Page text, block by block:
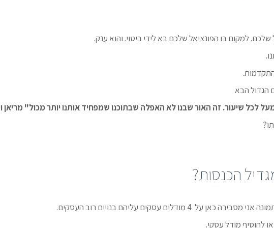
למקום בו הפונציאל שלכם בא לידי ביטוי. והוא ענק.
הגדול הבא
לכל שיעור. זה האור שבנו לא האפלה שבתוכנו שמפחיד אותנו יותר מכול" מריאן
עסקים עליהם בנויים רוב העסקים.
להוסיף מודל עסקי.